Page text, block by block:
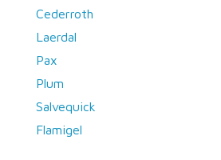
Cederroth
Laerdal
Pax
Plum
Salvequick
Flamigel